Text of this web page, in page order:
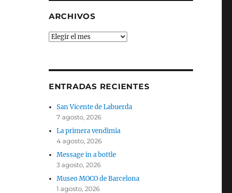
ARCHIVOS
Archivos
ENTRADAS RECIENTES
San Vicente de Labuerda
7 agosto, 2026
La primera vendimia
4 agosto, 2026
Message in a bottle
3 agosto, 2026
Museo MOCO de Barcelona
1 agosto, 2026